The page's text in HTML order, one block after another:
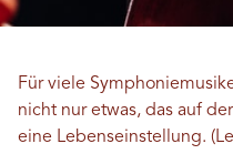
Für viele
nicht nur etwas, das auf
eine Lebenseinstellung.